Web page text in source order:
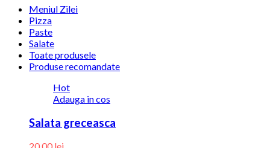
Meniul Zilei
Pizza
Paste
Salate
Toate produsele
Produse recomandate
Hot
Adauga in cos
Salata greceasca